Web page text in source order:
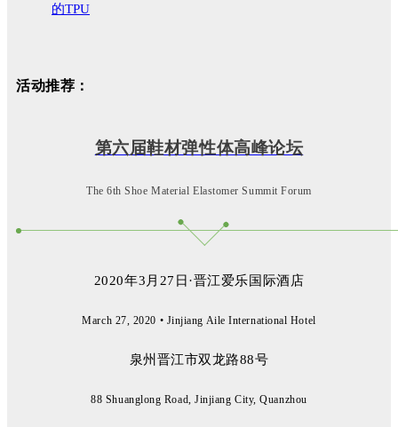
的TPU
活动推荐：
第六届鞋材弹性体高峰论坛
The 6th Shoe Material Elastomer Summit Forum
2020年3月27日·晋江爱乐国际酒店
March 27, 2020 • Jinjiang Aile International Hotel
泉州晋江市双龙路88号
88 Shuanglong Road, Jinjiang City, Quanzhou